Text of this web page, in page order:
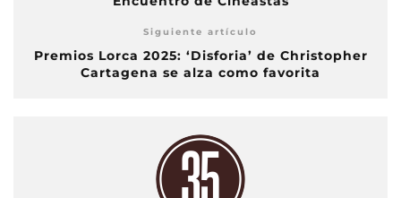
Siguiente artículo
Premios Lorca 2025: ‘Disforia’ de Christopher
Cartagena se alza como favorita